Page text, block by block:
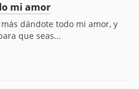
mi amor
más dándote todo mi amor, y
que seas...